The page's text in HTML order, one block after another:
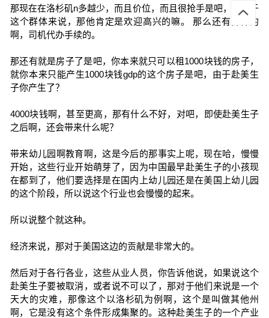
那现在在洛杉矶n多越少，而且价位，而且很抢手是吧，那对于
这个群体来说，那他肯定是欢迎高兴的嘛。 那么还有各种的
啊，司机代办手续的。
那还有就是房子了是吧，你本来就只可以租1000块钱的房子，
就你本来只能产生1000块钱gdp的这个房子是吧，由于赴美生
子你产生了？
4000块钱啊，甚至更高，那有什么不好，对吧，即使赴美生子
之后啊，还会带来什么呢？
带来幼儿园啊教育啊，这是今后的那事实上呢，现在哈，慢慢
开始，这些行业开始萌芽了，因为中国最早赴美生子的小孩现
在都到了，他们要选择是在国内上幼儿园还是在美国上幼儿园
的这个阶段，所以说这个行业也会慢慢的起来。
所以说整个就这种。
经济来说，那对于美国这边的贡献是非常大的。
然后对于各行各业，这些从业人员，你告诉他说，如果说这个
赴美生子要被取消，或者说不可以了，那对于他们来说是一个
天大的灾难，那像这个以洛杉矶为例啊，这个是叫做其他州
啊，它是没有这个条件形成集聚的。这种赴美生子的一个产业